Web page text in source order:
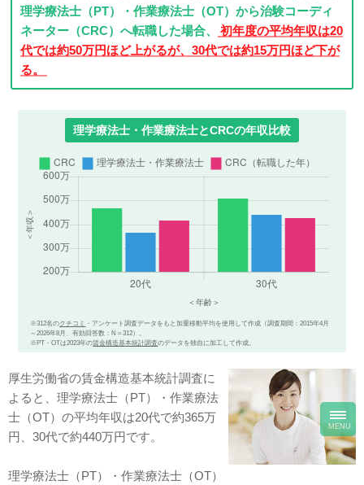
理学療法士（PT）・作業療法士（OT）から治験コーディ
ネーター（CRC）へ転職した場合、
初年度の平均年収は20
代では約50万円ほど上がるが、30代では約15万円ほど下が
る。
理学療法士・作業療法士とCRCの年収比較
※312名のクチコミ ・アンケート調査データをもと加重移動平均を使用して作成（調査期間：2015年4月
～2026年8月、有効回答数：N＝312）。
※PT・OTは2023年の賃金構造基本統計調査のデータを独自に加工して作成。
厚生労働省の賃金構造基本統計調査に
よると、理学療法士（PT）・作業療法
士（OT）の平均年収は20代で約365万
円、30代で約440万円です。
理学療法士（PT）・作業療法士（OT）
MENU